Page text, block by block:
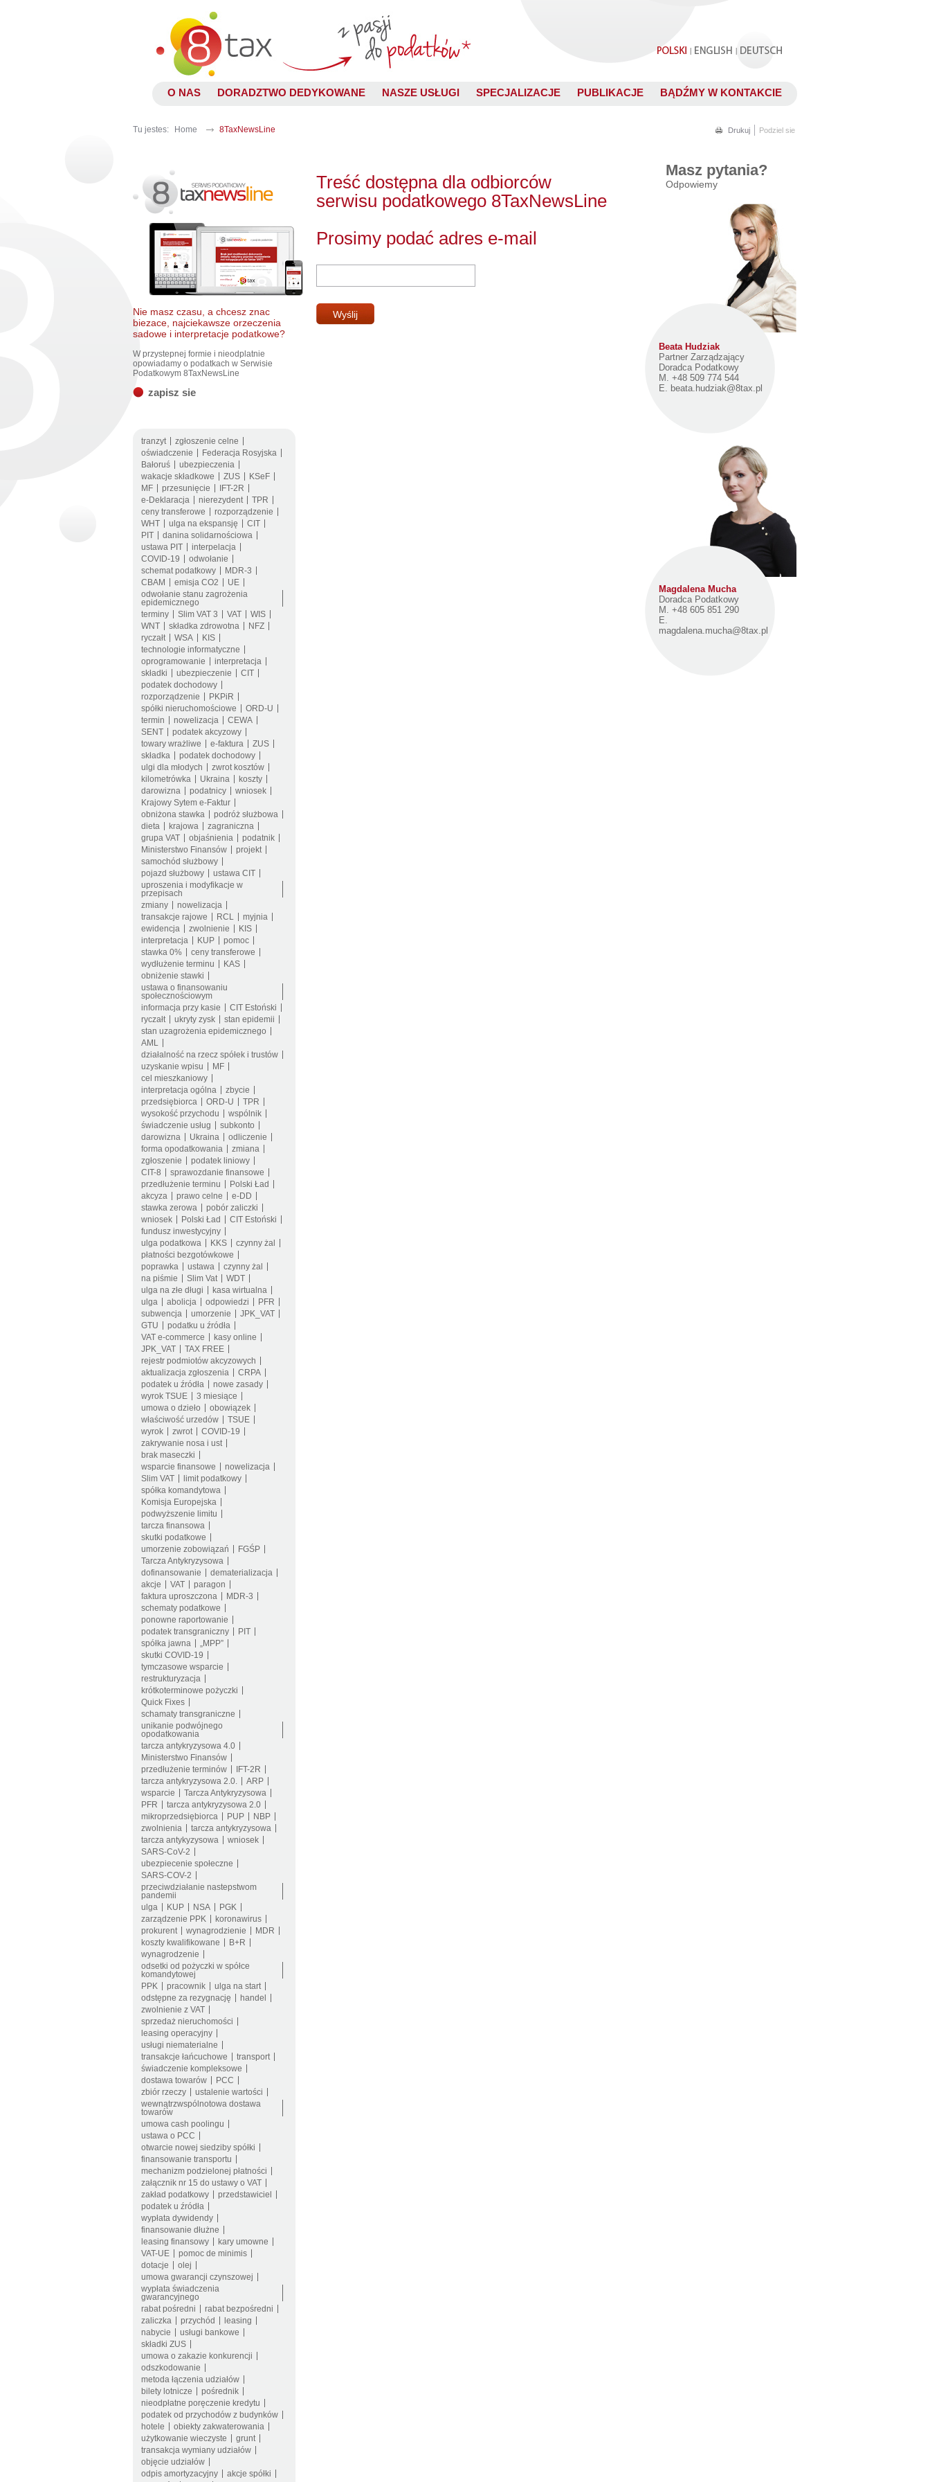
| |
O NAS DORADZTWO DEDYKOWANE NASZE USŁUGI SPECJALIZACJE PUBLIKACJE BĄDŹMY W KONTAKCIE
Drukuj Podziel sie
Tu jestes: Home 8TaxNewsLine
Nie masz czasu, a chcesz znac
biezace, najciekawsze orzeczenia
sadowe i interpretacje podatkowe?
W przystepnej formie i nieodplatnie
opowiadamy o podatkach w Serwisie
Podatkowym 8TaxNewsLine
zapisz sie
tranzyt
zgłoszenie celne
oświadczenie
Federacja Rosyjska
Bałoruś
ubezpieczenia
wakacje składkowe
ZUS
KSeF
MF
przesunięcie
IFT-2R
e-Deklaracja
nierezydent
TPR
ceny transferowe
rozporządzenie
WHT
ulga na ekspansję
CIT
PIT
danina solidarnościowa
ustawa PIT
interpelacja
COVID-19
odwołanie
schemat podatkowy
MDR-3
CBAM
emisja CO2
UE
odwołanie stanu zagrożenia
epidemicznego
terminy
Slim VAT 3 VAT
WIS
WNT
składka zdrowotna
NFZ
ryczałt
WSA
KIS
technologie informatyczne
oprogramowanie
interpretacja
składki
ubezpieczenie
CIT
podatek dochodowy
rozporządzenie
PKPiR
spółki nieruchomościowe
ORD-U
termin
nowelizacja
CEWA
SENT
podatek akcyzowy
towary wrażliwe
e-faktura
ZUS
składka
podatek dochodowy
ulgi dla młodych
zwrot kosztów
kilometrówka
Ukraina
koszty
darowizna
podatnicy
wniosek
Krajowy Sytem e-Faktur
obniżona stawka
podróż służbowa
dieta
krajowa
zagraniczna
grupa VAT
objaśnienia
podatnik
Ministerstwo Finansów
projekt
samochód służbowy
pojazd służbowy
ustawa CIT
uproszenia i modyfikacje w
przepisach
zmiany
nowelizacja
transakcje rajowe
RCL
myjnia
ewidencja
zwolnienie
KIS
interpretacja
KUP
pomoc
stawka 0%
ceny transferowe
wydłużenie terminu
KAS
obniżenie stawki
ustawa o finansowaniu
społecznościowym
informacja przy kasie
CIT Estoński
ryczałt
ukryty zysk
stan epidemii
stan uzagrożenia epidemicznego
AML
działalność na rzecz spółek i trustów
uzyskanie wpisu
MF
cel mieszkaniowy
interpretacja ogólna
zbycie
przedsiębiorca
ORD-U
TPR
wysokość przychodu
wspólnik
świadczenie usług
subkonto
darowizna
Ukraina
odliczenie
forma opodatkowania
zmiana
zgłoszenie
podatek liniowy
CIT-8
sprawozdanie finansowe
przedłużenie terminu
Polski Ład
akcyza
prawo celne
e-DD
stawka zerowa
pobór zaliczki
wniosek
Polski Ład
CIT Estoński
fundusz inwestycyjny
ulga podatkowa
KKS
czynny żal
płatności bezgotówkowe
poprawka
ustawa
czynny żal
na piśmie
Slim Vat
WDT
ulga na złe długi
kasa wirtualna
ulga
abolicja odpowiedzi
PFR
subwencja
umorzenie
JPK_VAT
GTU
podatku u źródła
VAT e-commerce
kasy online
JPK_VAT
TAX FREE
rejestr podmiotów akcyzowych
aktualizacja zgłoszenia
CRPA
podatek u źródła
nowe zasady
wyrok TSUE
3 miesiące
umowa o dzieło
obowiązek
właściwość urzedów
TSUE
wyrok
zwrot
COVID-19
zakrywanie nosa i ust
brak maseczki
wsparcie finansowe
nowelizacja
Slim VAT
limit podatkowy
spółka komandytowa
Komisja Europejska
podwyższenie limitu
tarcza finansowa
skutki podatkowe
umorzenie zobowiązań
FGŚP
Tarcza Antykryzysowa
dofinansowanie
dematerializacja
akcje
VAT
paragon
faktura uproszczona
MDR-3
schematy podatkowe
ponowne raportowanie
podatek transgraniczny
PIT
spółka jawna
„MPP”
skutki COVID-19
tymczasowe wsparcie
restrukturyzacja
krótkoterminowe pożyczki
Quick Fixes
schamaty transgraniczne
unikanie podwójnego
opodatkowania
tarcza antykryzysowa 4.0
Ministerstwo Finansów
przedłużenie terminów
IFT-2R
tarcza antykryzysowa 2.0.
ARP
wsparcie
Tarcza Antykryzysowa
PFR
tarcza antykryzysowa 2.0
mikroprzedsiębiorca
PUP
NBP
zwolnienia
tarcza antykryzysowa
tarcza antykyzysowa
wniosek
SARS-CoV-2
ubezpiecenie społeczne
SARS-COV-2
przeciwdziałanie nastepstwom
pandemii
ulga
KUP NSA
PGK
zarządzenie PPK
koronawirus
prokurent
wynagrodzienie
MDR
koszty kwalifikowane
B+R
wynagrodzenie
odsetki od pożyczki w spółce
komandytowej
PPK
pracownik
ulga na start
odstępne za rezygnację
handel
zwolnienie z VAT
sprzedaż nieruchomości
leasing operacyjny
usługi niematerialne
transakcje łańcuchowe
transport
świadczenie kompleksowe
dostawa towarów
PCC
zbiór rzeczy
ustalenie wartości
wewnątrzwspólnotowa dostawa
towarów
umowa cash poolingu
ustawa o PCC
otwarcie nowej siedziby spółki
finansowanie transportu
mechanizm podzielonej płatności
załącznik nr 15 do ustawy o VAT
zakład podatkowy
przedstawiciel
podatek u źródła
wypłata dywidendy
finansowanie dłużne
leasing finansowy
kary umowne
VAT-UE
pomoc de minimis
dotacje
olej
umowa gwarancji czynszowej
wypłata świadczenia
gwarancyjnego
rabat pośredni
rabat bezpośredni
zaliczka
przychód
leasing
nabycie
usługi bankowe
składki ZUS
umowa o zakazie konkurencji
odszkodowanie
metoda łączenia udziałów
bilety lotnicze
pośrednik
nieodpłatne poręczenie kredytu
podatek od przychodów z budynków
hotele
obiekty zakwaterowania
użytkowanie wieczyste
grunt
transakcja wymiany udziałów
objęcie udziałów
odpis amortyzacyjny
akcje spółki
Treść dostępna dla odbiorców
serwisu podatkowego 8TaxNewsLine
Prosimy podać adres e-mail
Masz pytania?
Odpowiemy
Beata Hudziak
Partner Zarządzający
Doradca Podatkowy
M. +48 509 774 544
E. beata.hudziak@8tax.pl
Magdalena Mucha
Doradca Podatkowy
M. +48 605 851 290
E.
magdalena.mucha@8tax.pl